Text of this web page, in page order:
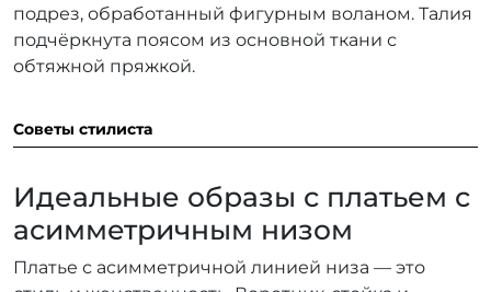
Советы стилиста
Идеальные образы с платьем с
асимметричным низом
Платье с асимметричной линией низа — это
подрез, обработанный фигурным воланом. Талия
подчёркнута поясом из основной ткани с
обтяжной пряжкой.